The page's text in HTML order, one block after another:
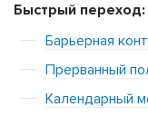
Быстрый переход:
Барьерная
Прерванный
Календарный